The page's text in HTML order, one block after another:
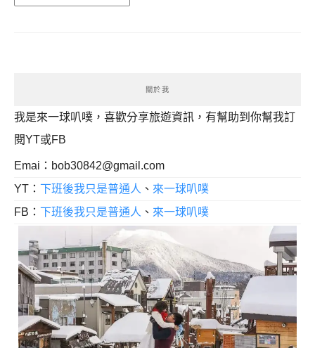
關於我
我是來一球叭噗，喜歡分享旅遊資訊，有幫助到你幫我訂
閱YT或FB
Emai： bob30842@gmail.com
YT： 下班後我只是普通人 、 來一球叭噗
FB： 下班後我只是普通人 、 來一球叭噗